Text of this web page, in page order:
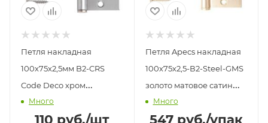
Петля накладная
100х75х2,5мм B2-CRS
Code Deco хром
сатинированный (1шт)
Много
110 руб./шт
Петля Apecs накладная
100х75х2,5-В2-Steel-GMS
золото матовое сатин
(2шт)Много
547руб./упак